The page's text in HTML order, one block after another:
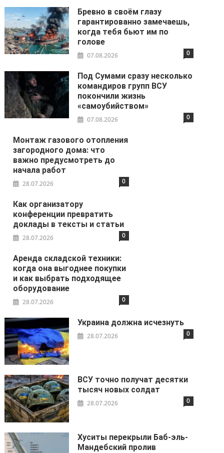
Бревно в своём глазу
гарантированно замечаешь,
когда тебя бьют им по
голове
07.08.2026 0
Под Сумами сразу несколько
командиров групп ВСУ
покончили жизнь
«самоубийством»
07.08.2026 0
Монтаж газового отопления
загородного дома: что
важно предусмотреть до
начала работ
28.07.2026 0
Как организатору
конференции превратить
доклады в тексты и статьи
28.07.2026 0
Аренда складской техники:
когда она выгоднее покупки
и как выбрать подходящее
оборудование
28.07.2026 0
Украина должна исчезнуть
28.07.2026 0
ВСУ точно получат десятки
тысяч новых солдат
28.07.2026 0
Хуситы перекрыли Баб-эль-
Мандебский пролив